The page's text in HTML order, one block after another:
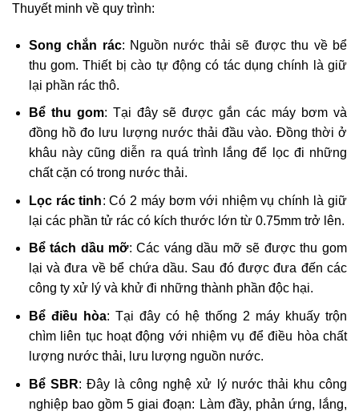
Thuyết minh về quy trình:
Song chắn rác: Nguồn nước thải sẽ được thu về bể
thu gom. Thiết bị cào tự động có tác dụng chính là giữ
lại phần rác thô.
Bể thu gom: Tại đây sẽ được gắn các máy bơm và
đồng hồ đo lưu lượng nước thải đầu vào. Đồng thời ở
khâu này cũng diễn ra quá trình lắng để lọc đi những
chất cặn có trong nước thải.
Lọc rác tinh: Có 2 máy bơm với nhiệm vụ chính là giữ
lại các phần tử rác có kích thước lớn từ 0.75mm trở lên.
Bể tách dầu mỡ: Các váng dầu mỡ sẽ được thu gom
lại và đưa về bể chứa dầu. Sau đó được đưa đến các
công ty xử lý và khử đi những thành phần độc hại.
Bể điều hòa: Tại đây có hệ thống 2 máy khuấy trộn
chìm liên tục hoạt động với nhiệm vụ để điều hòa chất
lượng nước thải, lưu lượng nguồn nước.
Bể SBR: Đây là công nghệ xử lý nước thải khu công
nghiệp bao gồm 5 giai đoạn: Làm đầy, phản ứng, lắng,